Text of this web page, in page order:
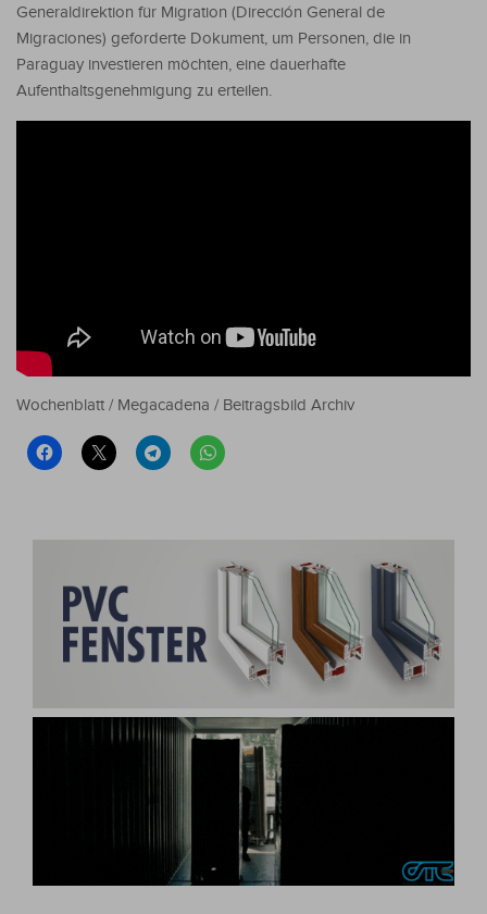
Generaldirektion für Migration (Dirección General de
Migraciones) geforderte Dokument, um Personen, die in
Paraguay investieren möchten, eine dauerhafte
Aufenthaltsgenehmigung zu erteilen.
Wochenblatt / Megacadena / Beitragsbild Archiv